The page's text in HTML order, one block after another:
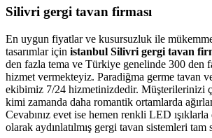
Silivri gergi tavan firması
En uygun fiyatlar ve kusursuzluk ile
tasarımlar için istanbul Silivri gergi tavan
den fazla tema ve Türkiye genelinde 300 den
hizmet vermekteyiz. Paradiğma germe tavan
ekibimiz 7/24 hizmetinizdedir. Müşterilerinizi
kimi zamanda daha romantik ortamlarda
Cevabınız evet ise hemen renkli LED
olarak aydınlatılmış gergi tavan sistemleri tam